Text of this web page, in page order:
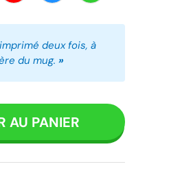
Rouge Bleu Vert
deux fois, à
du mug. »
AU PANIER